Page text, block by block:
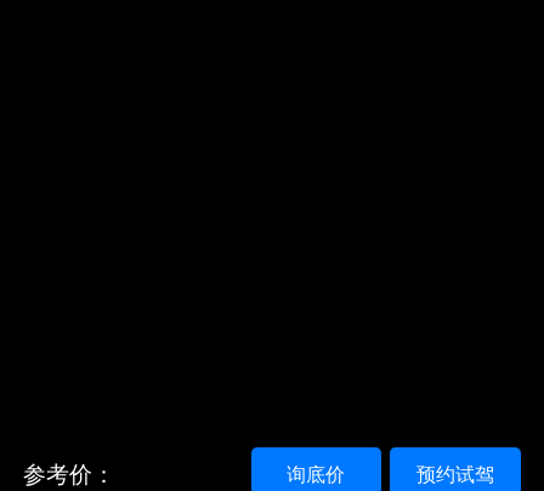
参考价： 预约试驾
询底价